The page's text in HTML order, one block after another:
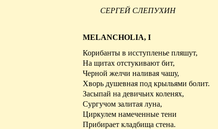
СЕРГЕЙ СЛЕПУХИН
MELANCHOLIA, I
Корибанты в исступленье пляшут,
На щитах отстукивают бит,
Черной желчи наливая чашу,
Хворь душевная под крыльями болит.
Засыпай на девичьих коленях,
Сургучом залитая луна,
Циркулем намеченные тени
Прибирает кладбища стена.